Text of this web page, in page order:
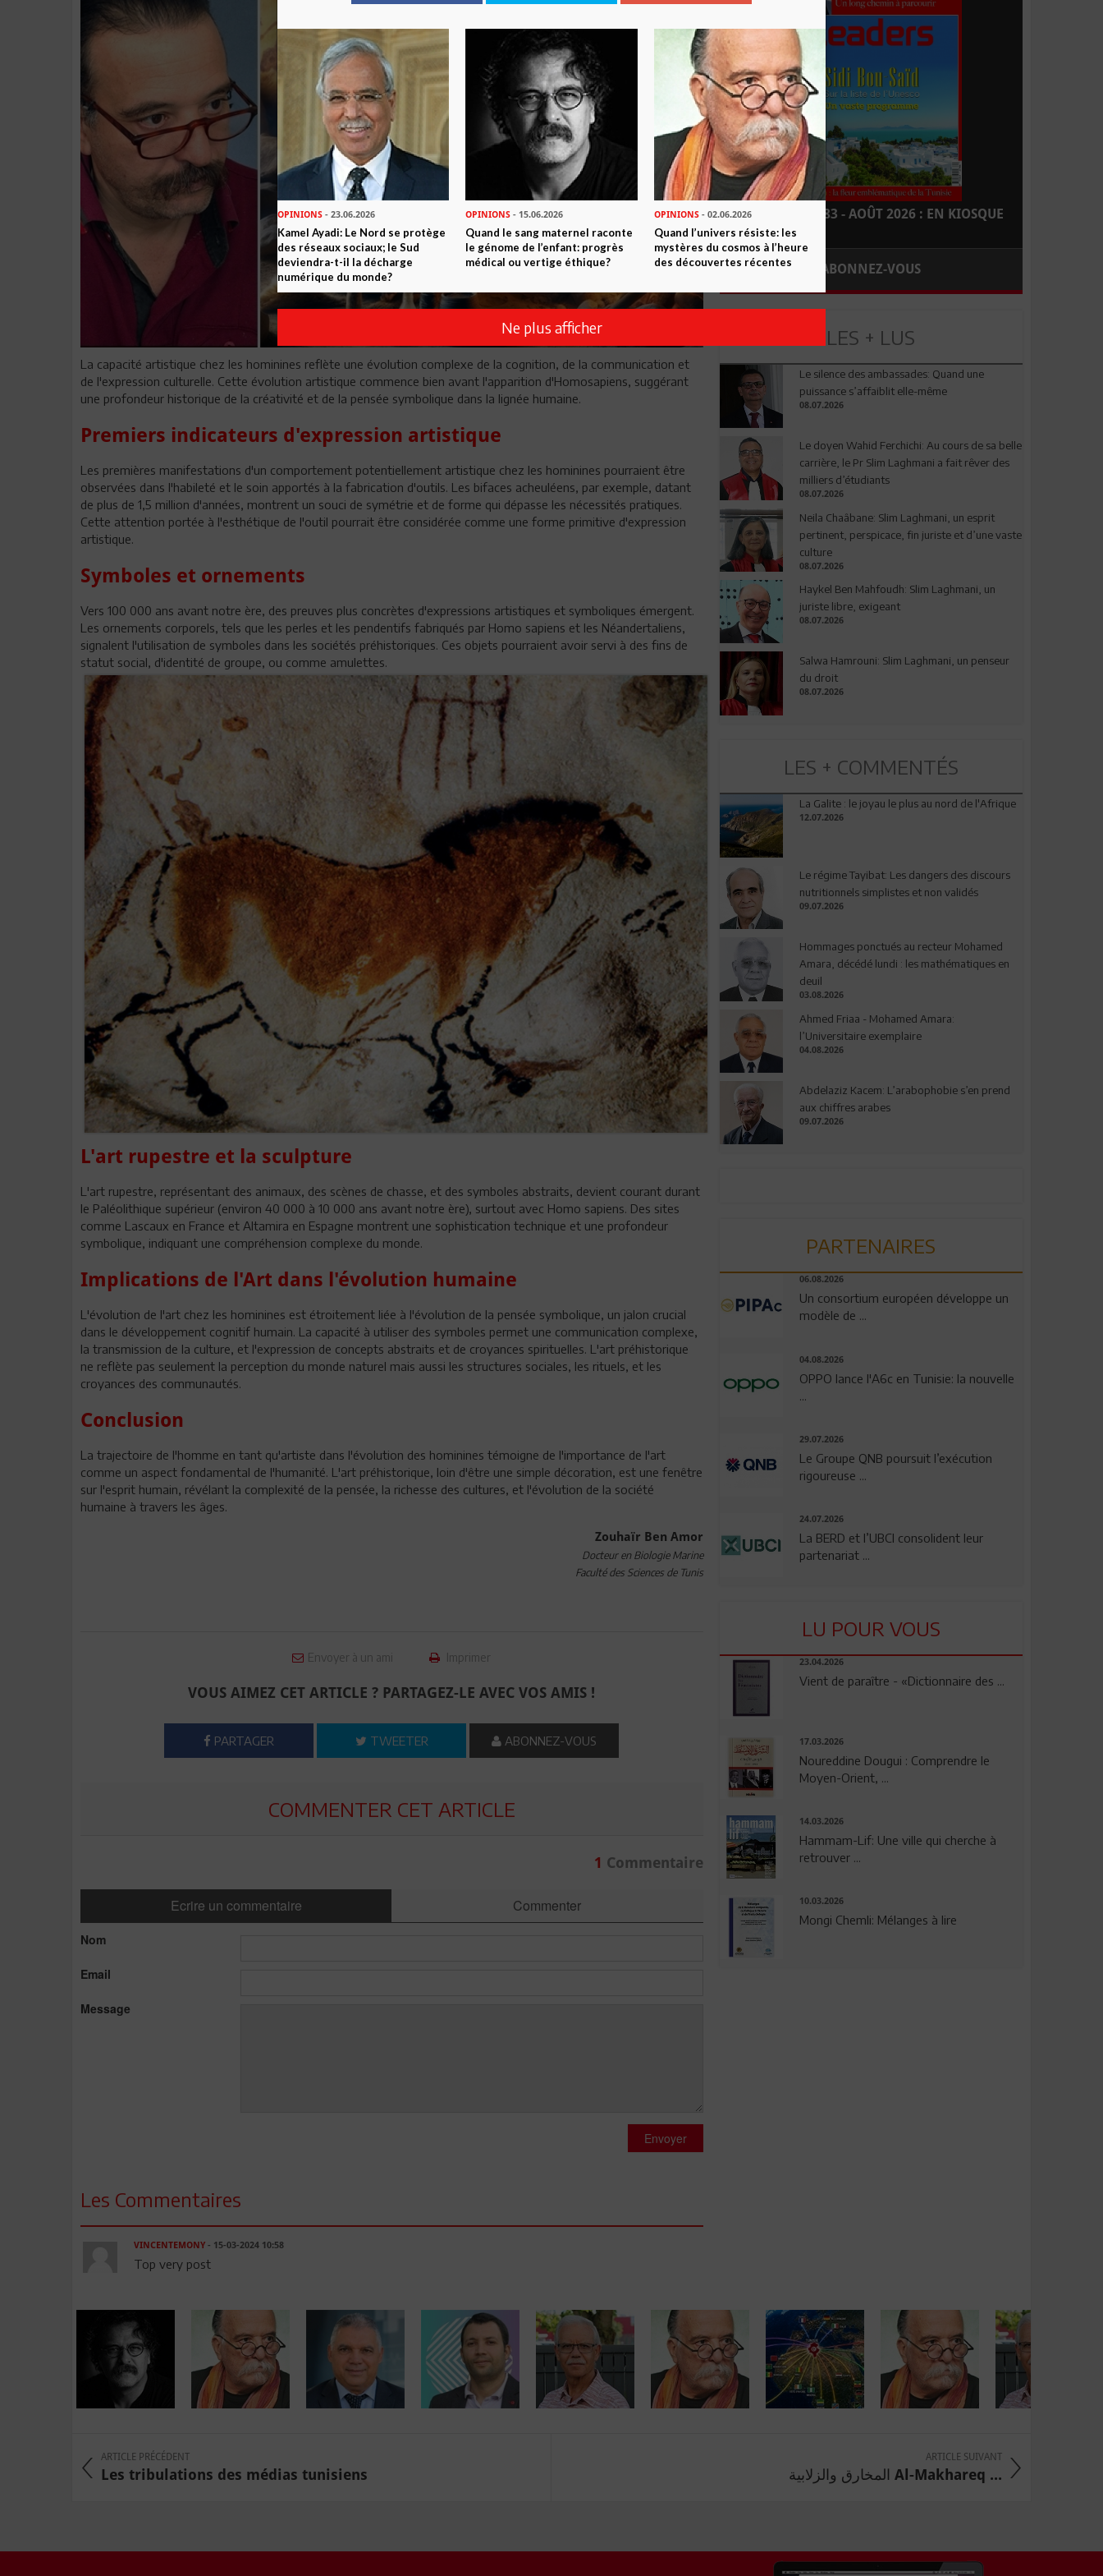
La capacité artistique chez les hominines reflète une évolution complexe de la cognition, de la communication et
de l'expression culturelle. Cette évolution artistique commence bien avant l'apparition d'Homosapiens, suggérant
une profondeur historique de la créativité et de la pensée symbolique dans la lignée humaine.
Premiers indicateurs d'expression artistique
Les premières manifestations d'un comportement potentiellement artistique chez les hominines pourraient être
observées dans l'habileté et le soin apportés à la fabrication d'outils. Les bifaces acheuléens, par exemple, datant
de plus de 1,5 million d'années, montrent un souci de symétrie et de forme qui dépasse les nécessités pratiques.
Cette attention portée à l'esthétique de l'outil pourrait être considérée comme une forme primitive d'expression
artistique.
Symboles et ornements
Vers 100 000 ans avant notre ère, des preuves plus concrètes d'expressions artistiques et symboliques émergent.
Les ornements corporels, tels que les perles et les pendentifs fabriqués par Homo sapiens et les Néandertaliens,
signalent l'utilisation de symboles dans les sociétés préhistoriques. Ces objets pourraient avoir servi à des fins de
statut social, d'identité de groupe, ou comme amulettes.
L'art rupestre et la sculpture
L'art rupestre, représentant des animaux, des scènes de chasse, et des symboles abstraits, devient courant durant
le Paléolithique supérieur (environ 40 000 à 10 000 ans avant notre ère), surtout avec Homo sapiens. Des sites
comme Lascaux en France et Altamira en Espagne montrent une sophistication technique et une profondeur
symbolique, indiquant une compréhension complexe du monde.
Implications de l'Art dans l'évolution humaine
L'évolution de l'art chez les hominines est étroitement liée à l'évolution de la pensée symbolique, un jalon crucial
dans le développement cognitif humain. La capacité à utiliser des symboles permet une communication complexe,
la transmission de la culture, et l'expression de concepts abstraits et de croyances spirituelles. L'art préhistorique
ne reflète pas seulement la perception du monde naturel mais aussi les structures sociales, les rituels, et les
croyances des communautés.
Conclusion
La trajectoire de l'homme en tant qu'artiste dans l'évolution des hominines témoigne de l'importance de l'art
comme un aspect fondamental de l'humanité. L'art préhistorique, loin d'être une simple décoration, est une fenêtre
sur l'esprit humain, révélant la complexité de la pensée, la richesse des cultures, et l'évolution de la société
humaine à travers les âges.
Zouhaïr Ben Amor
Docteur en Biologie Marine
Faculté des Sciences de Tunis
Envoyer à un ami Imprimer
VOUS AIMEZ CET ARTICLE ? PARTAGEZ-LE AVEC VOS AMIS !
PARTAGER TWEETER ABONNEZ-VOUS
COMMENTER CET ARTICLE
1 Commentaire
Ecrire un commentaire Commenter
Nom
Email
Message
Envoyer
Les Commentaires
VINCENTEMONY- 15-03-2024 10:58
Top very post
LEADERS N° 183 - AOÛT 2026 : EN KIOSQUE
ABONNEZ-VOUS
LES + LUS
Le silence des ambassades: Quand une
puissance s’affaiblit elle-même
08.07.2026
Le doyen Wahid Ferchichi: Au cours de sa belle
carrière, le Pr Slim Laghmani a fait rêver des
milliers d’étudiants
08.07.2026
Neila Chaâbane: Slim Laghmani, un esprit
pertinent, perspicace, fin juriste et d’une vaste
culture
08.07.2026
Haykel Ben Mahfoudh: Slim Laghmani, un
juriste libre, exigeant
08.07.2026
Salwa Hamrouni: Slim Laghmani, un penseur
du droit
08.07.2026
LES + COMMENTÉS
La Galite : le joyau le plus au nord de l'Afrique
12.07.2026
Le régime Tayibat: Les dangers des discours
nutritionnels simplistes et non validés
09.07.2026
Hommages ponctués au recteur Mohamed
Amara, décédé lundi : les mathématiques en
deuil
03.08.2026
Ahmed Friaa - Mohamed Amara:
l’Universitaire exemplaire
04.08.2026
Abdelaziz Kacem: L’arabophobie s’en prend
aux chiffres arabes
09.07.2026
PARTENAIRES
06.08.2026
Un consortium européen développe un
modèle de ...
04.08.2026
OPPO lance l'A6c en Tunisie: la nouvelle
29.07.2026
Le Groupe QNB poursuit l’exécution
rigoureuse ...
24.07.2026
La BERD et l’UBCI consolident leur
partenariat ...
LU POUR VOUS
23.04.2026
Vient de paraître - «Dictionnaire des ...
17.03.2026
Noureddine Dougui : Comprendre le
Moyen-Orient, ...
14.03.2026
Hammam-Lif: Une ville qui cherche à
retrouver ...
10.03.2026
Mongi Chemli: Mélanges à lire
ARTICLE PRÉCÉDENT
Les tribulations des médias tunisiens
ARTICLE SUIVANT
المخارق والزلابية Al-Makhareq ...
OPINIONS - 23.06.2026
Kamel Ayadi: Le Nord se protège
des réseaux sociaux; le Sud
deviendra-t-il la décharge
numérique du monde?
OPINIONS - 15.06.2026
Quand le sang maternel raconte
le génome de l’enfant: progrès
médical ou vertige éthique?
OPINIONS- 02.06.2026
Quand l’univers résiste: les
mystères du cosmos à l’heure
des découvertes récentes
Ne plus afficher